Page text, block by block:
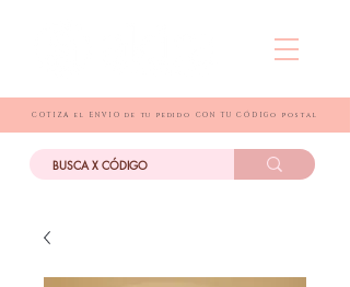
COTIZA el ENVIO de tu pedido CON TU CÓDIGo postal